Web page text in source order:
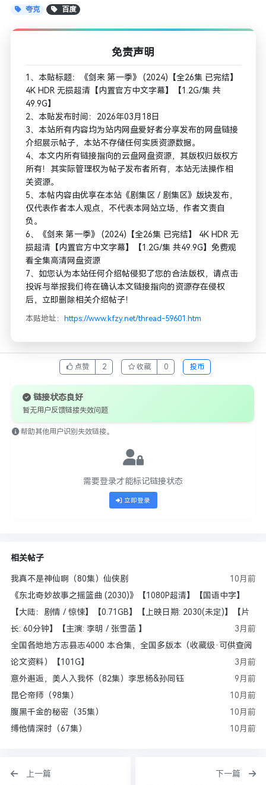
夸克 百度
免责声明
1、本贴标题：《剑来 第一季》 (2024)【全26集 已完结】
4K HDR 无损超清【内置官方中文字幕】【1.2G/集 共
49.9G】
2、本贴发布时间：2026年03月18日
3、本站所有内容均为站内网盘爱好者分享发布的网盘链接
介绍展示帖子，本站不存储任何实质资源数据。
4、本文内所有链接指向的云盘网盘资源，其版权归版权方
所有！其实际管理权为帖子发布者所有，本站无法操作相
关资源。
5、本帖内容由优享在本站《剧集区 / 剧集区》版块发布，
仅代表作者本人观点，不代表本网站立场，作者文责自
负。
6、《剑来 第一季》 (2024)【全26集 已完结】 4K HDR 无
损超清【内置官方中文字幕】【1.2G/集 共49.9G】免费观
看全集高清网盘资源
7、如您认为本站任何介绍帖侵犯了您的合法版权，请点击
投诉与举报我们将在确认本文链接指向的资源存在侵权
后，立即删除相关介绍帖子！
本贴地址： https://www.kfzy.net/thread-59601.htm
点赞 2 收藏 0 投币
链接状态良好
暂无用户反馈链接失效问题
帮助其他用户识别失效链接。
需要登录才能标记链接状态
立即登录
相关帖子
我真不是神仙啊（80集）仙侠剧
10月前
《东北奇妙故事之摇篮曲 (2030)》【1080P超清】【国语中字】
【大陆：剧情 / 惊悚】【0.71GB】【上映日期: 2030(未定)】【片
长: 60分钟】【主演: 李明 / 张雪菡 】
3月前
全国各地地方志县志4000 本合集，全国多版本（收藏级·可供查阅
论文资料）【101G】
3月前
意外邂逅，美人入我怀（82集）李思杨&孙同钰
9月前
昆仑帝师（98集）
10月前
腹黑千金的秘密（35集）
10月前
缚他情深时（67集）
10月前
上一篇
下一篇